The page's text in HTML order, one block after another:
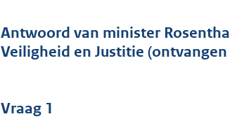
Antwoord van minister
Veiligheid en Justitie (ontvangen
Vraag 1